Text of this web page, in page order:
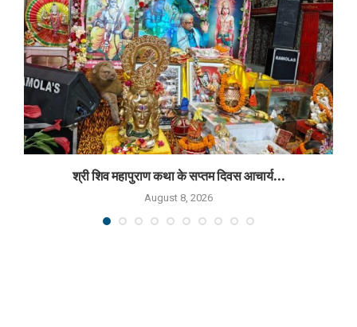
श्री शिव महापुराण कथा के सप्तम दिवस आचार्य...
August 8, 2026